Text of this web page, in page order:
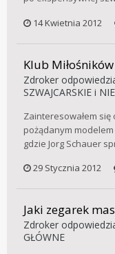
14 Kwietnia 2012
Klub
Zdroker
SZWAJCARSKIE i
Zainteresowałem
pożądanym
gdzie Jorg Schauer
29 Stycznia 2012
Jaki zegarek
Zdroker
GŁÓWNE